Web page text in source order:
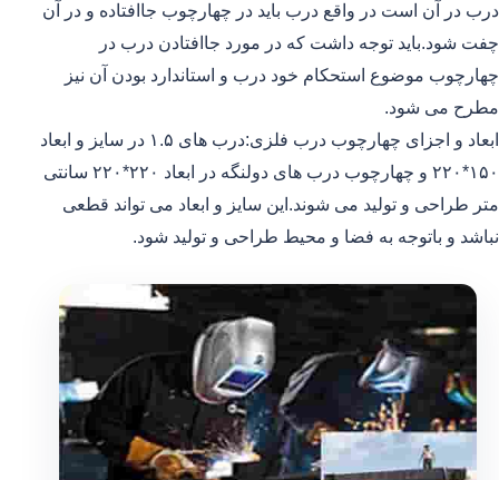
درب در آن است در واقع درب باید در چهارچوب جاافتاده و در آن
چفت شود.باید توجه داشت که در مورد جاافتادن درب در
چهارچوب موضوع استحکام خود درب و استاندارد بودن آن نیز
مطرح می شود.
ابعاد و اجزای چهارچوب درب فلزی:درب های ۱.۵ در سایز و ابعاد
۱۵۰*۲۲۰ و چهارچوب درب های دولنگه در ابعاد ۲۲۰*۲۲۰ سانتی
متر طراحی و تولید می شوند.این سایز و ابعاد می تواند قطعی
نباشد و باتوجه به فضا و محیط طراحی و تولید شود.